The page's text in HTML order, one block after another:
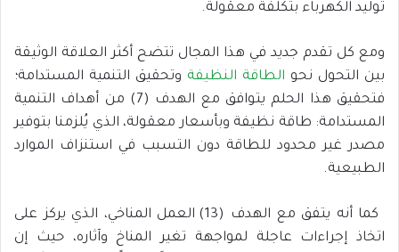
توليد الكهرباء بتكلفة معقولة.
ومع كل تقدم جديد في هذا المجال تتضح أكثر العلاقة الوثيقة
بين التحول نحو الطاقة النظيفة وتحقيق التنمية المستدامة؛
فتحقيق هذا الحلم يتوافق مع الهدف (7) من أهداف التنمية
المستدامة: طاقة نظيفة وبأسعار معقولة، الذي يُلزمنا بتوفير
مصدر غير محدود للطاقة دون التسبب في استنزاف الموارد
الطبيعية.
كما أنه يتفق مع الهدف (13) العمل المناخي، الذي يركز على
اتخاذ إجراءات عاجلة لمواجهة تغير المناخ وآثاره، حيث إن